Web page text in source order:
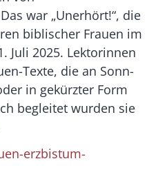
war „Unerhört!“, die
biblischer Frauen im
Juli 2025. Lektorinnen
Texte, die an Sonn-
in gekürzter Form
begleitet wurden sie
erzbistum-